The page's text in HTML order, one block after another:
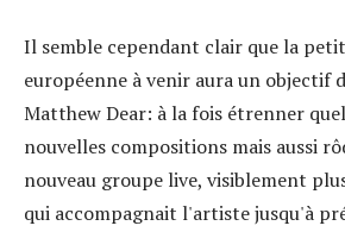
Il semble cependant clair que la
européenne à venir aura un objectif
Matthew Dear: à la fois étrenner
nouvelles compositions mais aussi
nouveau groupe live, visiblement
qui accompagnait l'artiste jusqu'à